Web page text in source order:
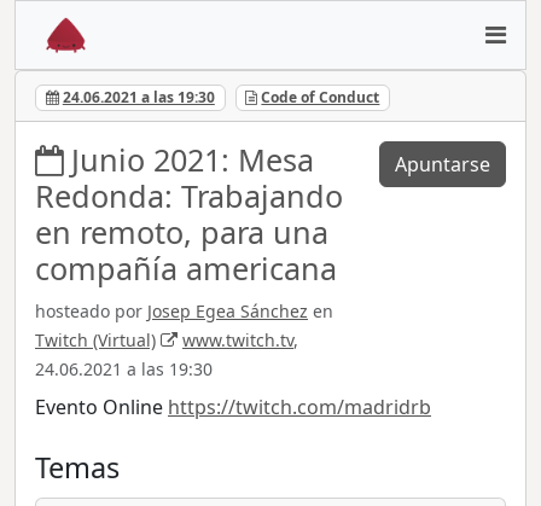
24.06.2021 a las 19:30 Code of Conduct
Junio 2021: Mesa
Redonda: Trabajando
en remoto, para una
compañía americana
hosteado por Josep Egea Sánchez en
Twitch (Virtual)
www.twitch.tv,
24.06.2021 a las 19:30
Apuntarse
Evento Online https://twitch.com/madridrb
Temas